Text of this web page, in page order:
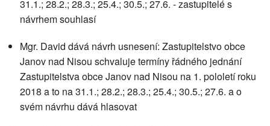
31.1.; 28.2.; 28.3.; 25.4.; 30.5.; 27.6. - zastupitelé s
návrhem souhlasí
Mgr. David dává návrh usnesení: Zastupitelstvo obce
Janov nad Nisou schvaluje termíny řádného jednání
Zastupitelstva obce Janov nad Nisou na 1. pololetí roku
2018 a to na 31.1.; 28.2.; 28.3.; 25.4.; 30.5.; 27.6. a o
svém návrhu dává hlasovat